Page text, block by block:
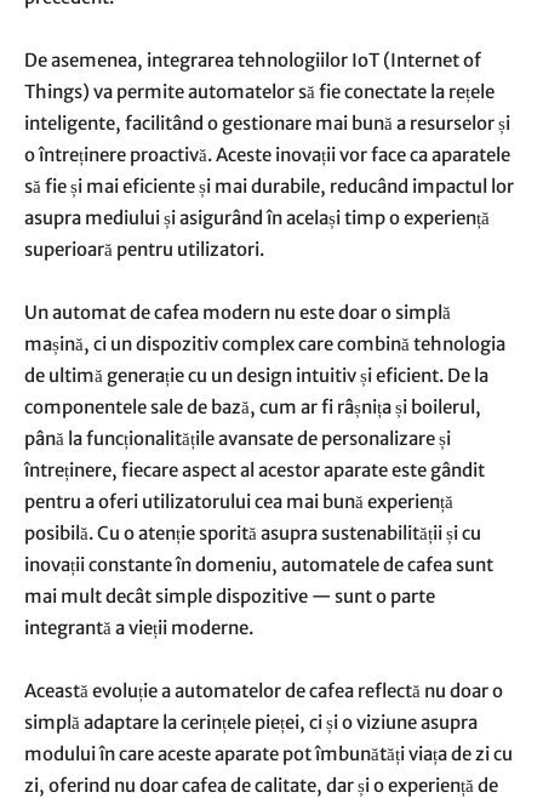
De asemenea, integrarea tehnologiilor IoT (Internet of
Things) va permite automatelor să fie conectate la rețele
inteligente, facilitând o gestionare mai bună a resurselor și
o întreținere proactivă. Aceste inovații vor face ca aparatele
să fie și mai eficiente și mai durabile, reducând impactul lor
asupra mediului și asigurând în același timp o experiență
superioară pentru utilizatori.
Un automat de cafea modern nu este doar o simplă
mașină, ci un dispozitiv complex care combină tehnologia
de ultimă generație cu un design intuitiv și eficient. De la
componentele sale de bază, cum ar fi râșnița și boilerul,
până la funcționalitățile avansate de personalizare și
întreținere, fiecare aspect al acestor aparate este gândit
pentru a oferi utilizatorului cea mai bună experiență
posibilă. Cu o atenție sporită asupra sustenabilității și cu
inovații constante în domeniu, automatele de cafea sunt
mai mult decât simple dispozitive — sunt o parte
integrantă a vieții moderne.
Această evoluție a automatelor de cafea reflectă nu doar o
simplă adaptare la cerințele pieței, ci și o viziune asupra
modului în care aceste aparate pot îmbunătăți viața de zi cu
zi, oferind nu doar cafea de calitate, dar și o experiență de